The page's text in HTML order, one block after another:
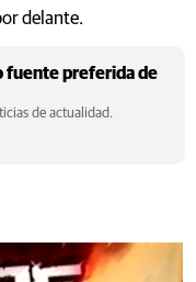
delante.
fuente preferida de
de actualidad.